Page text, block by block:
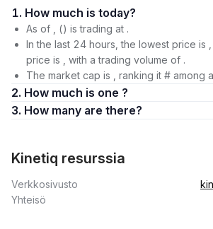
1. How much is today?
As of , () is trading at .
In the last 24 hours, the lowest price is
price is , with a trading volume of .
The market cap is , ranking it # among
2. How much is one ?
3. How many are there?
Kinetiq resurssia
Verkkosivusto
Yhteisö